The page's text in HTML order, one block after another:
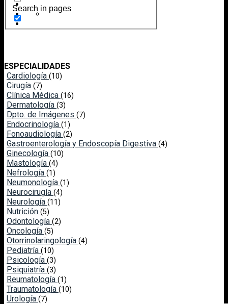
Search in pages
ESPECIALIDADES
Cardiología (10)
Cirugía (7)
Clínica Médica (16)
Dermatología (3)
Dpto. de Imágenes (7)
Endocrinología (1)
Fonoaudiología (2)
Gastroenterología y Endoscopía Digestiva (4)
Ginecología (10)
Mastología (4)
Nefrología (1)
Neumonología (1)
Neurocirugía (4)
Neurología (11)
Nutrición (5)
Odontología (2)
Oncología (5)
Otorrinolaringología (4)
Pediatría (10)
Psicología (3)
Psiquiatría (3)
Reumatología (1)
Traumatología (10)
Urología (7)